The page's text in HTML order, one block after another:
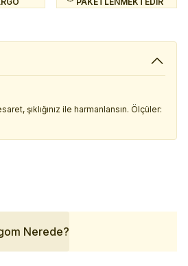
şıklığınız ile harmanlansın. Ölçüler:
Nerede?